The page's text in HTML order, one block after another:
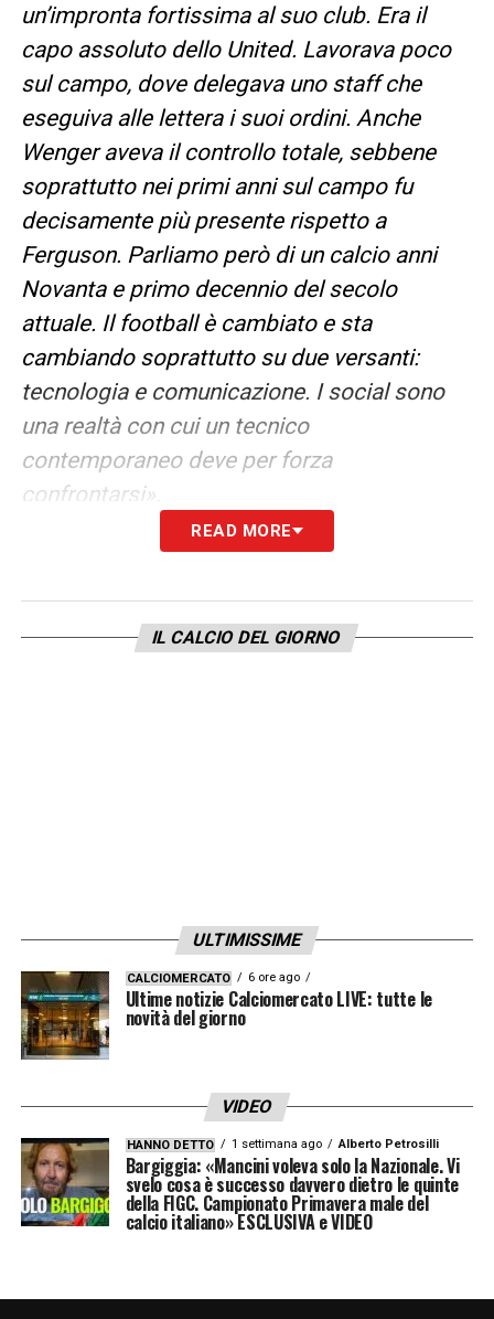
un’impronta fortissima al suo club. Era il
capo assoluto dello United. Lavorava poco
sul campo, dove delegava uno staff che
eseguiva alle lettera i suoi ordini. Anche
Wenger aveva il controllo totale, sebbene
soprattutto nei primi anni sul campo fu
decisamente più presente rispetto a
Ferguson. Parliamo però di un calcio anni
Novanta e primo decennio del secolo
attuale. Il football è cambiato e sta
cambiando soprattutto su due versanti:
tecnologia e comunicazione. I social sono
una realtà con cui un tecnico
contemporaneo deve per forza
confrontarsi».
READ MORE
IL CALCIO DEL GIORNO
ULTIMISSIME
CALCIOMERCATO 6 ore ago
Ultime notizie Calciomercato LIVE: tutte le
novità del giorno
VIDEO
HANNO DETTO 1 settimana ago Alberto Petrosilli
Bargiggia: «Mancini voleva solo la Nazionale. Vi
svelo cosa è successo davvero dietro le quinte
della FIGC. Campionato Primavera male del
calcio italiano» ESCLUSIVA e VIDEO